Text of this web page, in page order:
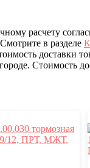
расчету
в разделе
доставки
Стоимость